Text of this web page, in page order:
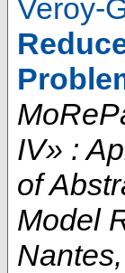
Veroy-
IV» :
of
Model
Nantes,